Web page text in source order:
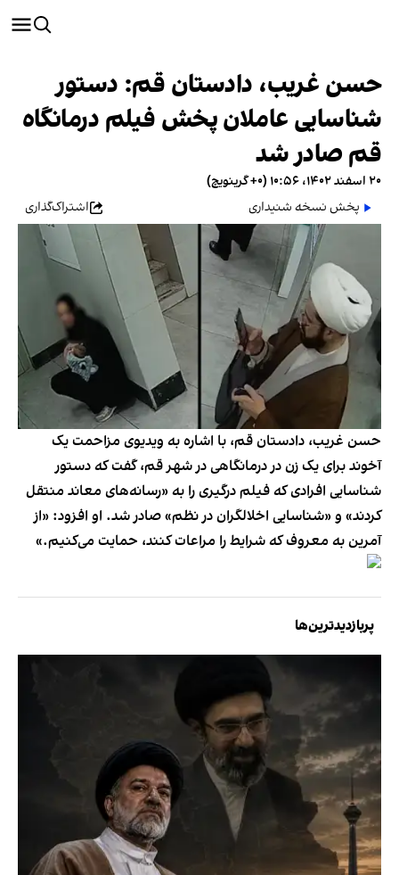
حسن غریب، دادستان قم: دستور
شناسایی عاملان پخش فیلم درمانگاه
قم صادر شد
۲۰ اسفند ۱۴۰۲، ۱۰:۵۶ (‎+۰ گرینویچ)
پخش نسخه شنیداری
اشتراک‌گذاری
حسن غریب، دادستان قم، با اشاره به ویدیوی مزاحمت یک
آخوند برای یک زن در درمانگاهی در شهر قم، گفت که دستور
شناسایی افرادی که فیلم درگیری را به «رسانه‌های معاند منتقل
کردند» و «شناسایی اخلالگران در نظم» صادر شد. او افزود: «از
آمرین به معروف که شرایط را مراعات کنند، حمایت می‌کنیم.»
پربازدیدترین‌ها